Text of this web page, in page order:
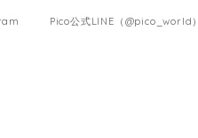
Pico公式LINE（@pico_world）